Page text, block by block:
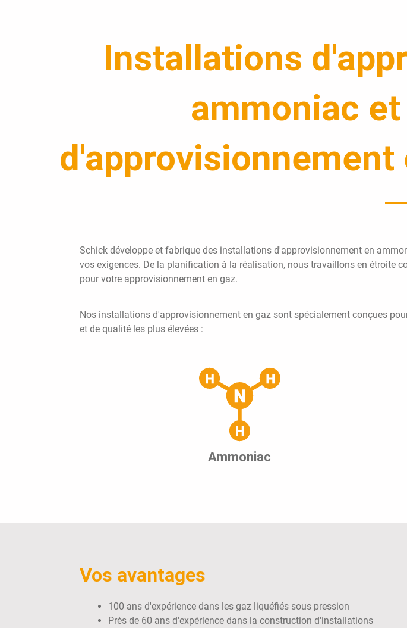
Installations
ammoniac
Schick développe et fabrique des installations d'approvisionnement en
vos exigences. De la planification à la réalisation, nous travaillons en étroite
pour votre approvisionnement en gaz.
Nos installations d'approvisionnement en gaz sont spécialement conçues
et de qualité les plus élevées :
Ammoniac
Vos avantages
100 ans d'expérience dans les gaz liquéfiés sous pression
Près de 60 ans d'expérience dans la construction d'installations